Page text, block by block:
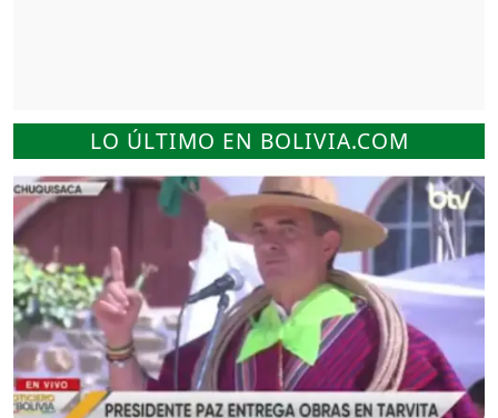
LO ÚLTIMO EN BOLIVIA.COM